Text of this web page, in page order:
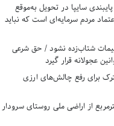
سایپا در تحویل به‌موقع
مردم سرمایه‌ای است که نباید
شتاب‌زده نشود / حق شرعی
عجولانه قرار گیرد
برای رفع چالش‌های ارزی
تصرف ۱۷۸۰ مترمربع از اراضی ملی روستای سرودار